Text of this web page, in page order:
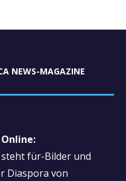
NEWS-MAGAZINE
für-Bilder und
Diaspora von